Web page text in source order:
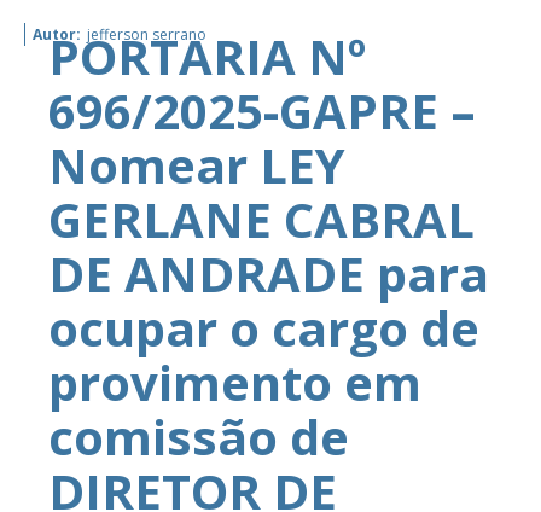
Autor: jefferson serrano
PORTARIA Nº
696/2025-GAPRE –
Nomear LEY
GERLANE CABRAL
DE ANDRADE para
ocupar o cargo de
provimento em
comissão de
DIRETOR DE